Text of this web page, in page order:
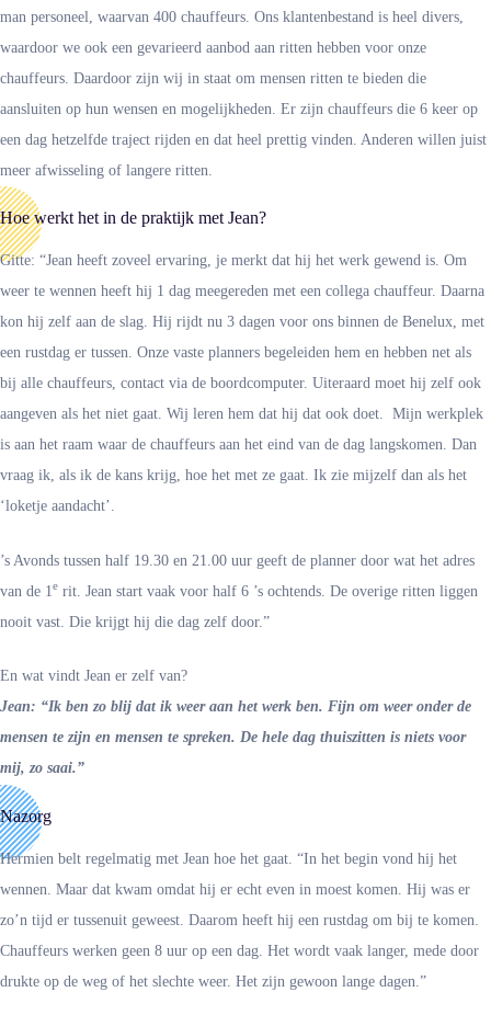
man personeel, waarvan 400 chauffeurs. Ons klantenbestand is heel divers,
waardoor we ook een gevarieerd aanbod aan ritten hebben voor onze
chauffeurs. Daardoor zijn wij in staat om mensen ritten te bieden die
aansluiten op hun wensen en mogelijkheden. Er zijn chauffeurs die 6 keer op
een dag hetzelfde traject rijden en dat heel prettig vinden. Anderen willen juist
meer afwisseling of langere ritten.
Hoe werkt het in de praktijk met Jean?
Gitte: “Jean heeft zoveel ervaring, je merkt dat hij het werk gewend is. Om
weer te wennen heeft hij 1 dag meegereden met een collega chauffeur. Daarna
kon hij zelf aan de slag. Hij rijdt nu 3 dagen voor ons binnen de Benelux, met
een rustdag er tussen. Onze vaste planners begeleiden hem en hebben net als
bij alle chauffeurs, contact via de boordcomputer. Uiteraard moet hij zelf ook
aangeven als het niet gaat. Wij leren hem dat hij dat ook doet. Mijn werkplek
is aan het raam waar de chauffeurs aan het eind van de dag langskomen. Dan
vraag ik, als ik de kans krijg, hoe het met ze gaat. Ik zie mijzelf dan als het
‘loketje aandacht’.
’s Avonds tussen half 19.30 en 21.00 uur geeft de planner door wat het adres
van de 1e rit. Jean start vaak voor half 6 ’s ochtends. De overige ritten liggen
nooit vast. Die krijgt hij die dag zelf door.”
En wat vindt Jean er zelf van?
Jean: “Ik ben zo blij dat ik weer aan het werk ben. Fijn om weer onder de
mensen te zijn en mensen te spreken. De hele dag thuiszitten is niets voor
mij, zo saai.”
Nazorg
Hermien belt regelmatig met Jean hoe het gaat. “In het begin vond hij het
wennen. Maar dat kwam omdat hij er echt even in moest komen. Hij was er
zo’n tijd er tussenuit geweest. Daarom heeft hij een rustdag om bij te komen.
Chauffeurs werken geen 8 uur op een dag. Het wordt vaak langer, mede door
drukte op de weg of het slechte weer. Het zijn gewoon lange dagen.”